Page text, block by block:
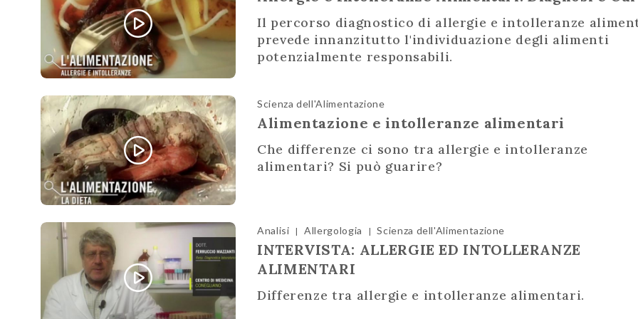
Il percorso diagnostico di allergie e intolleranze
prevede innanzitutto l'individuazione degli alimenti
potenzialmente responsabili.
Scienza dell'Alimentazione
Alimentazione e intolleranze alimentari
Che differenze ci sono tra allergie e intolleranze
alimentari? Si può guarire?
Analisi | Allergologia | Scienza dell'Alimentazione
INTERVISTA: ALLERGIE ED INTOLLERANZE
ALIMENTARI
Differenze tra allergie e intolleranze alimentari.